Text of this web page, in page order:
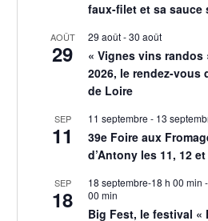
faux-filet et sa sauce
AOÛT
29
29 août-30 août
« Vignes vins randos
2026, le rendez-vous
de Loire
SEP
11
11 septembre - 13
39e Foire aux
d’Antony les 11, 12
SEP
18
18 septembre-18 h 00 min -
00 min
Big Fest, le festival «